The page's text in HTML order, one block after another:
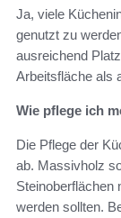
Ja, viele
genutzt zu
ausreichend
Arbeitsfläche als
Wie pflege ich
Die Pflege der
ab. Massivholz
Steinoberflächen
werden sollten.